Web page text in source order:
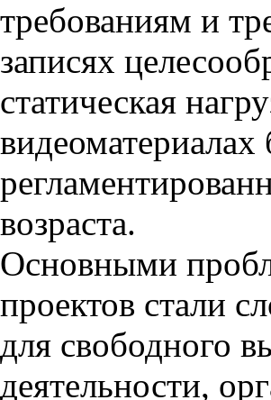
требованиям и
записях
статическая
возраста.
Основными
проектов стали
для свободного
деятельности,